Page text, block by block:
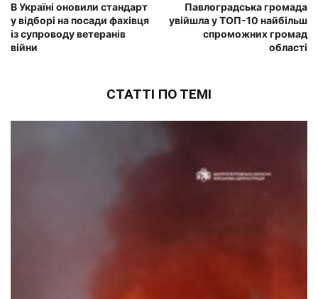
В Україні оновили стандарт
у відборі на посади фахівця
із супроводу ветеранів
війни
Павлоградська громада
увійшла у ТОП-10 найбільш
спроможних громад
області
СТАТТІ ПО ТЕМІ